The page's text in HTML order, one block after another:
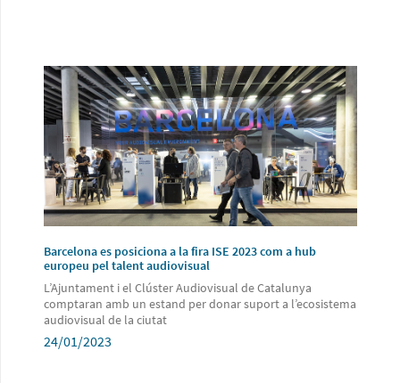
Barcelona es posiciona a la fira ISE 2023 com a hub
europeu pel talent audiovisual
L’Ajuntament i el Clúster Audiovisual de Catalunya
comptaran amb un estand per donar suport a l’ecosistema
audiovisual de la ciutat
24/01/2023